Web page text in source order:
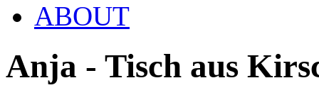
ABOUT
Anja - Tisch aus